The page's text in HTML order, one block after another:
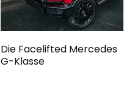
Die Facelifted Mercedes
G-Klasse